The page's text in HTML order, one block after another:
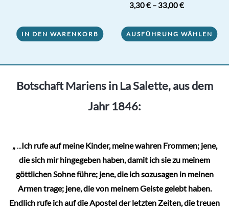
IN DEN WARENKORB
3,30€– 33,00€
AUSFÜHRUNG WÄHLEN
Produkt
mehrere
auf.
Die
auf
der
Produktseite
gewählt
werden
Botschaft Mariens in La Salette, aus dem
Jahr 1846:
„...Ich rufe auf meine Kinder, meine wahren Frommen; jene,
die sich mir hingegeben haben, damit ich sie zu meinem
göttlichen Sohne führe; jene, die ich sozusagen in meinen
Armen trage; jene, die von meinem Geiste gelebt haben.
Endlich rufe ich auf die Apostel der letzten Zeiten, die treuen